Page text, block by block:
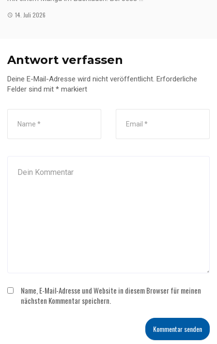
14. Juli 2026
Antwort verfassen
Deine E-Mail-Adresse wird nicht veröffentlicht. Erforderliche
Felder sind mit * markiert
Name, E-Mail-Adresse und Website in diesem Browser für meinen
nächsten Kommentar speichern.